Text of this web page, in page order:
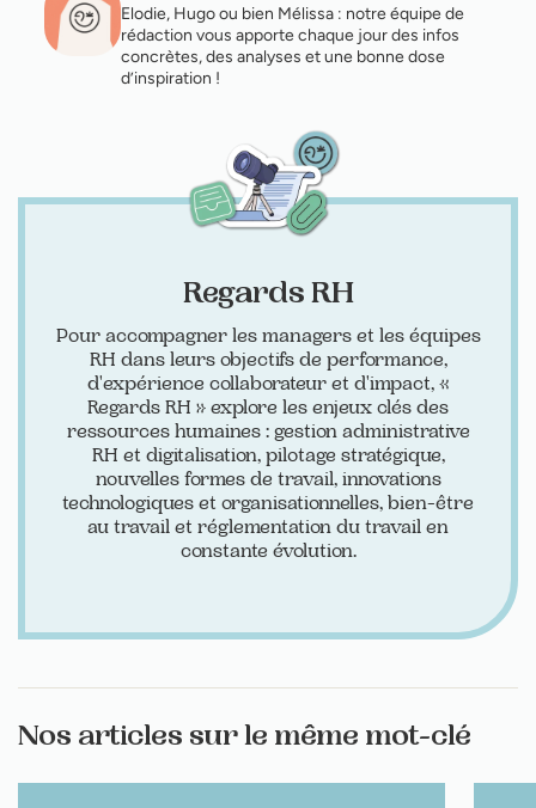
Elodie, Hugo ou bien Mélissa : notre équipe de
rédaction vous apporte chaque jour des infos
concrètes, des analyses et une bonne dose
d’inspiration !
Regards RH
Pour accompagner les managers et les équipes
RH dans leurs objectifs de performance,
d'expérience collaborateur et d'impact, «
Regards RH » explore les enjeux clés des
ressources humaines : gestion administrative
RH et digitalisation, pilotage stratégique,
nouvelles formes de travail, innovations
technologiques et organisationnelles, bien-être
au travail et réglementation du travail en
constante évolution.
Nos articles sur le même mot-clé